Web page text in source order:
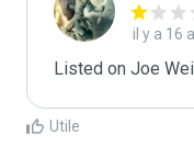
il y a 16
Listed on Joe
Utile